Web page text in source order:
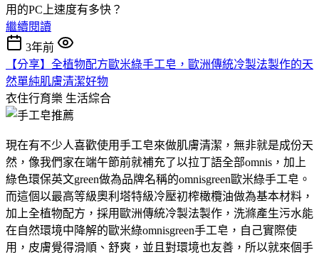
用的PC上速度有多快？
繼續閱讀
3年前
【分享】全植物配方歐米綠手工皂，歐洲傳統冷製法製作的天
然單純肌膚清潔好物
衣住行育樂 生活綜合
現在有不少人喜歡使用手工皂來做肌膚清潔，無非就是成份天
然，像我們家在端午節前就補充了以拉丁語全部omnis，加上
綠色環保英文green做為品牌名稱的omnisgreen歐米綠手工皂。
而這個以最高等級奧利塔特級冷壓初榨橄欖油做為基本材料，
加上全植物配方，採用歐洲傳統冷製法製作，洗滌產生污水能
在自然環境中降解的歐米綠omnisgreen手工皂，自己實際使
用，皮膚覺得滑順、舒爽，並且對環境也友善，所以就來個手